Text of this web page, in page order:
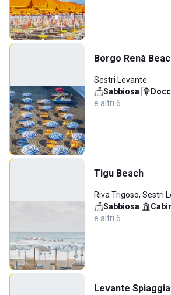
Borgo Renà
Sestri Levante
Sabbiosa·
e altri 6…
Tigu Beach
Riva Trigoso, Sestri
Sabbiosa·
e altri 6…
Levante Spiaggia